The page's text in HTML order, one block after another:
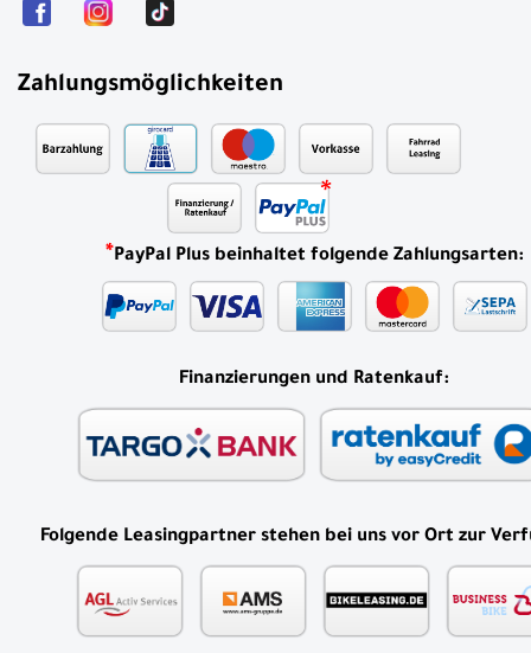
Zahlungsmöglichkeiten
*PayPal Plus beinhaltet folgende Zahlungsarten:
Finanzierungen und Ratenkauf:
Folgende Leasingpartner stehen bei uns vor Ort zur